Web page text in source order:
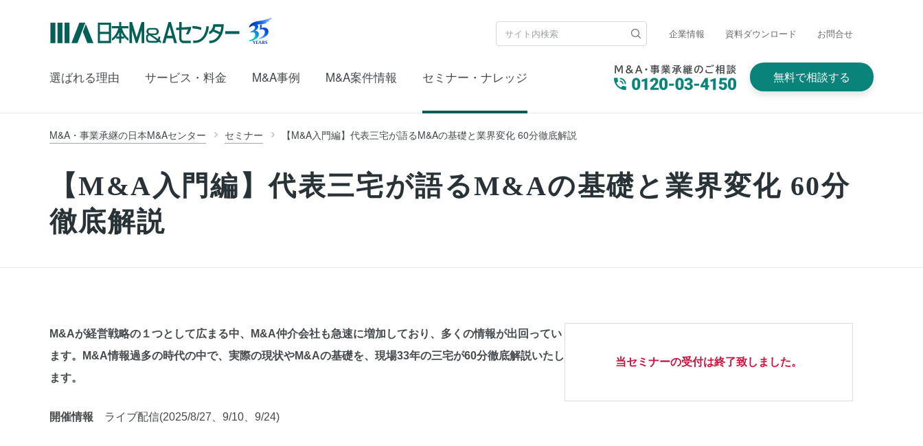
企業情報 資料ダウンロード お問合せ
選ばれる理由 サービス・料金 M&A事例 M&A案件情報 セミナー・ナレッジ 無料で相談する
M&A・事業承継の日本M&Aセンター セミナー 【M&A入門編】代表三宅が語るM&Aの基礎と業界変化 60分徹底解説
【M&A入門編】代表三宅が語るM&Aの基礎と業界変化 60分
徹底解説
M&Aが経営戦略の１つとして広まる中、M&A仲介会社も急速に増加しており、多くの情報が出回ってい
ます。M&A情報過多の時代の中で、実際の現状やM&Aの基礎を、現場33年の三宅が60分徹底解説いたし
ます。
開催情報 ライブ配信(2025/8/27、9/10、9/24)
当セミナーの受付は終了致しました。